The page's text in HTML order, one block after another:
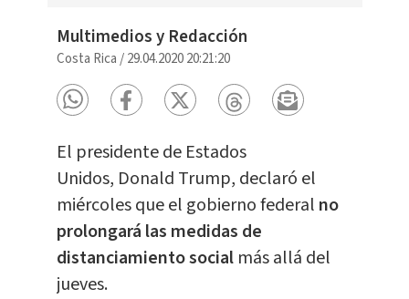
Multimedios y Redacción
Costa Rica /29.04.2020 20:21:20
El presidente de Estados
Unidos, Donald Trump, declaró el
miércoles que el gobierno federal no
prolongará las medidas de
distanciamiento socialmás allá del
jueves.